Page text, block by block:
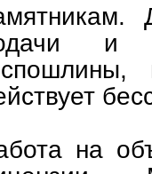
и
на